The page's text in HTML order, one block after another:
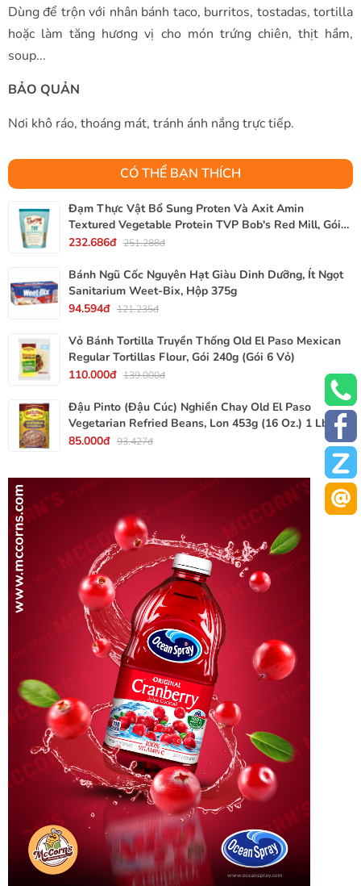
Dùng để trộn với nhân bánh taco, burritos, tostadas, tortilla
hoặc làm tăng hương vị cho món trứng chiên, thịt hầm,
soup...
BẢO QUẢN
Nơi khô ráo, thoáng mát, tránh ánh nắng trực tiếp.
CÓ THỂ BẠN THÍCH
Đạm Thực Vật Bổ Sung Proten Và Axit Amin
Textured Vegetable Protein TVP Bob's Red Mill, Gói
340g, 12 Oz.
232.686đ 251.288đ
Bánh Ngũ Cốc Nguyên Hạt Giàu Dinh Dưỡng, Ít Ngọt
Sanitarium Weet-Bix, Hộp 375g
94.594đ 121.235đ
Vỏ Bánh Tortilla Truyền Thống Old El Paso Mexican
Regular Tortillas Flour, Gói 240g (Gói 6 Vỏ)
110.000đ 139.000đ
Đậu Pinto (Đậu Cúc) Nghiền Chay Old El Paso
Vegetarian Refried Beans, Lon 453g (16 Oz.) 1 Lb.
85.000đ 93.427đ